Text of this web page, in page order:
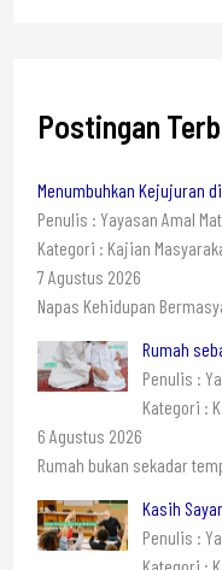
Postingan
Menumbuhkan Kejujuran
Penulis : Yayasan Amal
Kategori : Kajian
7 Agustus 2026
Napas Kehidupan
Rumah
Penulis :
Kategori :
6 Agustus 2026
Rumah bukan sekadar
Kasih
Penulis :